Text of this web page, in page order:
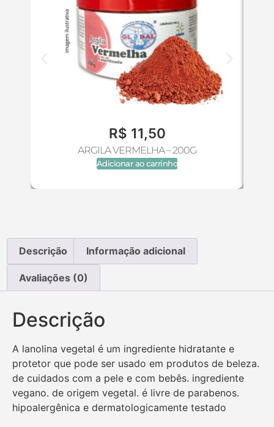
R$ 11,50
ARGILA VERMELHA – 200G
Adicionar ao carrinho
Descrição Informação adicional
Avaliações (0)
Descrição
A lanolina vegetal é um ingrediente hidratante e
protetor que pode ser usado em produtos de beleza.
de cuidados com a pele e com bebês. ingrediente
vegano. de origem vegetal. é livre de parabenos.
hipoalergênica e dermatologicamente testado